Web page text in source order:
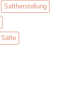
Saftherstellung
Säfte